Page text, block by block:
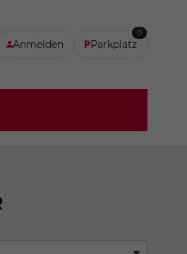
Anmelden Parkplatz
0